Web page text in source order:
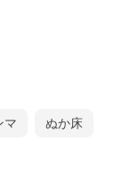
マ ぬか床